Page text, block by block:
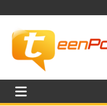
to
TeenPortall